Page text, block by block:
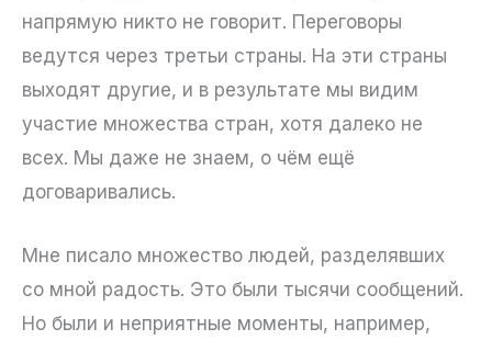
напрямую никто не говорит. Переговоры
ведутся через третьи страны. На эти страны
выходят другие, и в результате мы видим
участие множества стран, хотя далеко не
всех. Мы даже не знаем, о чём ещё
договаривались.
Мне писало множество людей, разделявших
со мной радость. Это были тысячи сообщений.
Но были и неприятные моменты, например,